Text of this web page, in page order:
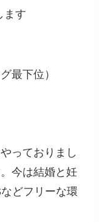
ます
最下位）
っておりまし
今は結婚と妊
どフリーな環